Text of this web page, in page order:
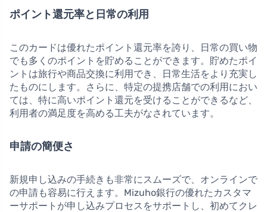
ポイント還元率と日常の利用
このカードは優れたポイント還元率を誇り、日常の買い物
でも多くのポイントを貯めることができます。貯めたポイ
ントは旅行や商品交換に利用でき、日常生活をより充実し
たものにします。さらに、特定の提携店舗での利用におい
ては、特に高いポイント還元を受けることができるなど、
利用者の満足度を高める工夫がなされています。
申請の簡便さ
新規申し込みの手続きも非常にスムーズで、オンラインで
の申請も容易に行えます。Mizuho銀行の優れたカスタマ
ーサポートが申し込みプロセスをサポートし、初めてクレ